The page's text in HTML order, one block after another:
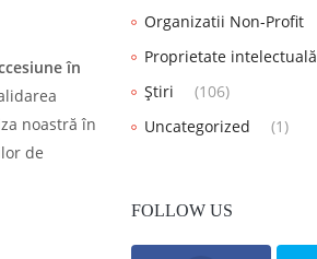
în
noastră în
de
Organizatii Non-Profit
Proprietate intelectuală
Știri
(106)
Uncategorized
(1)
FOLLOW US